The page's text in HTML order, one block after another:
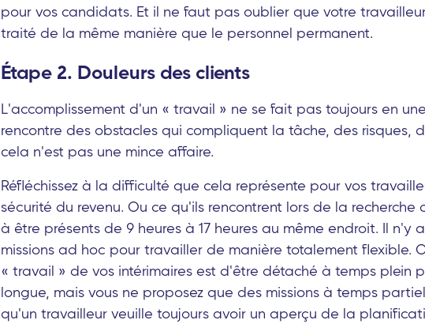
pour vos candidats. Et il ne faut pas oublier que votre
traité de la même manière que le personnel permanent.
Étape 2. Douleurs des clients
L'accomplissement d'un « travail » ne se fait pas toujours en
rencontre des obstacles qui compliquent la tâche, des risques,
cela n'est pas une mince affaire.
Réfléchissez à la difficulté que cela représente pour vos
sécurité du revenu. Ou ce qu'ils rencontrent lors de la
à être présents de 9 heures à 17 heures au même endroit. Il n'y
missions ad hoc pour travailler de manière totalement flexible.
« travail » de vos intérimaires est d'être détaché à temps plein
longue, mais vous ne proposez que des missions à temps
qu'un travailleur veuille toujours avoir un aperçu de la